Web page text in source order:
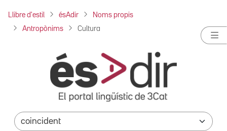
Llibre d'estil ésAdir Noms propis
Antropònims Cultura